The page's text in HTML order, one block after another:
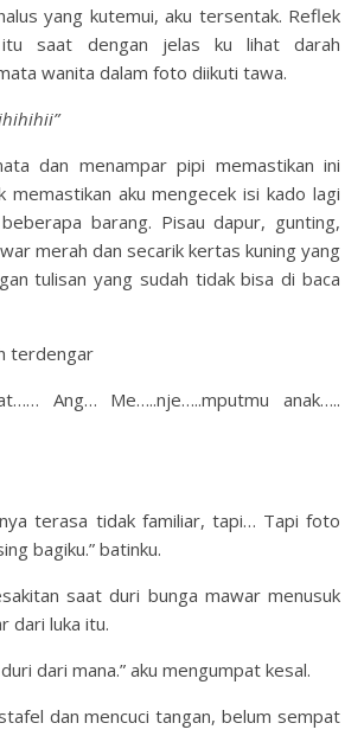
yang kutemui, aku tersentak. Reflek
saat dengan jelas ku lihat darah
wanita dalam foto diikuti tawa.
dan menampar pipi memastikan ini
memastikan aku mengecek isi kado lagi
barang. Pisau dapur, gunting,
merah dan secarik kertas kuning yang
tulisan yang sudah tidak bisa di baca
terdengar
Ang… Me…..nje…..mputmu anak…..
terasa tidak familiar, tapi… Tapi foto
bagiku.” batinku.
saat duri bunga mawar menusuk
dari luka itu.
dari mana.” aku mengumpat kesal.
dan mencuci tangan, belum sempat